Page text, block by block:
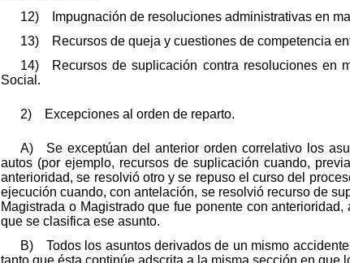
12) Impugnación de resoluciones administrativas en
13) Recursos de queja y cuestiones de competencia
14) Recursos de suplicación contra resoluciones en
Social.
2) Excepciones al orden de reparto.
A) Se exceptúan del anterior orden correlativo los
autos (por ejemplo, recursos de suplicación cuando,
anterioridad, se resolvió otro y se repuso el curso del
ejecución cuando, con antelación, se resolvió recurso de
Magistrada o Magistrado que fue ponente con
que se clasifica ese asunto.
B) Todos los asuntos derivados de un mismo
tanto que ésta continúe adscrita a la misma sección en que